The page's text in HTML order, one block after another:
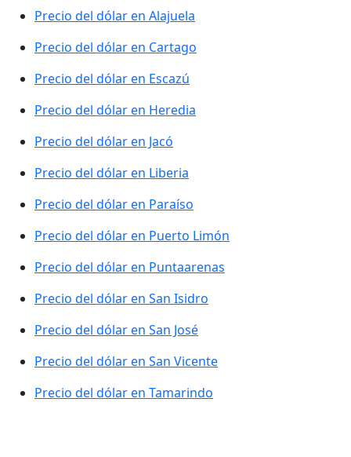
Precio del dólar en Alajuela
Precio del dólar en Cartago
Precio del dólar en Escazú
Precio del dólar en Heredia
Precio del dólar en Jacó
Precio del dólar en Liberia
Precio del dólar en Paraíso
Precio del dólar en Puerto Limón
Precio del dólar en Puntaarenas
Precio del dólar en San Isidro
Precio del dólar en San José
Precio del dólar en San Vicente
Precio del dólar en Tamarindo